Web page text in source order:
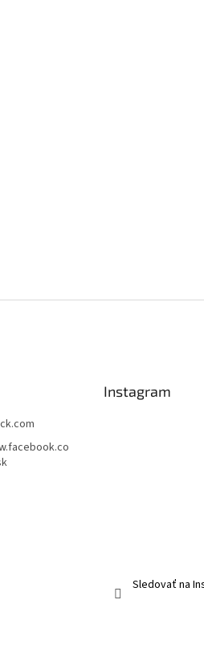
Instagram
Sledovať na